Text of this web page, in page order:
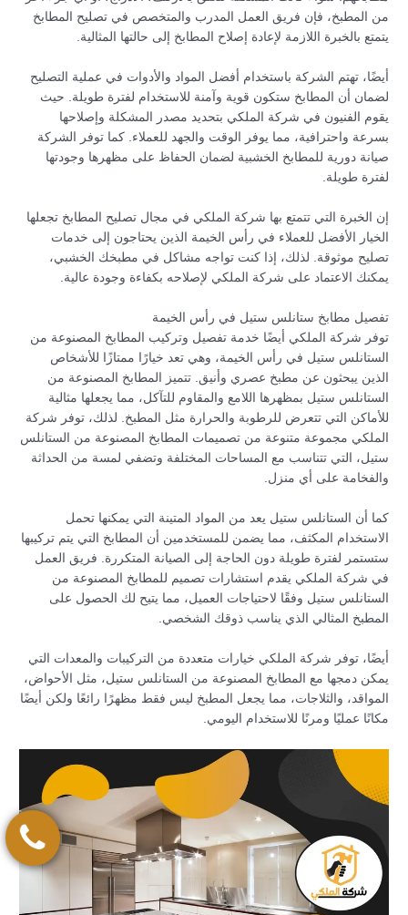
من المطبخ، فإن فريق العمل المدرب والمتخصص في تصليح المطابخ
يتمتع بالخبرة اللازمة لإعادة إصلاح المطابخ إلى حالتها المثالية.
أيضًا، تهتم الشركة باستخدام أفضل المواد والأدوات في عملية التصليح
لضمان أن المطابخ ستكون قوية وآمنة للاستخدام لفترة طويلة. حيث
يقوم الفنيون في شركة الملكي بتحديد مصدر المشكلة وإصلاحها
بسرعة واحترافية، مما يوفر الوقت والجهد للعملاء. كما توفر الشركة
صيانة دورية للمطابخ الخشبية لضمان الحفاظ على مظهرها وجودتها
لفترة طويلة.
إن الخبرة التي تتمتع بها شركة الملكي في مجال تصليح المطابخ تجعلها
الخيار الأفضل للعملاء في رأس الخيمة الذين يحتاجون إلى خدمات
تصليح موثوقة. لذلك، إذا كنت تواجه مشاكل في مطبخك الخشبي،
يمكنك الاعتماد على شركة الملكي لإصلاحه بكفاءة وجودة عالية.
تفصيل مطابخ ستانلس ستيل في رأس الخيمة
توفر شركة الملكي أيضًا خدمة تفصيل وتركيب المطابخ المصنوعة من
الستانلس ستيل في رأس الخيمة، وهي تعد خيارًا ممتازًا للأشخاص
الذين يبحثون عن مطبخ عصري وأنيق. تتميز المطابخ المصنوعة من
الستانلس ستيل بمظهرها اللامع والمقاوم للتآكل، مما يجعلها مثالية
للأماكن التي تتعرض للرطوبة والحرارة مثل المطبخ. لذلك، توفر شركة
الملكي مجموعة متنوعة من تصميمات المطابخ المصنوعة من الستانلس
ستيل، التي تتناسب مع المساحات المختلفة وتضفي لمسة من الحداثة
والفخامة على أي منزل.
كما أن الستانلس ستيل يعد من المواد المتينة التي يمكنها تحمل
الاستخدام المكثف، مما يضمن للمستخدمين أن المطابخ التي يتم تركيبها
ستستمر لفترة طويلة دون الحاجة إلى الصيانة المتكررة. فريق العمل
في شركة الملكي يقدم استشارات تصميم للمطابخ المصنوعة من
الستانلس ستيل وفقًا لاحتياجات العميل، مما يتيح لك الحصول على
المطبخ المثالي الذي يناسب ذوقك الشخصي.
أيضًا، توفر شركة الملكي خيارات متعددة من التركيبات والمعدات التي
يمكن دمجها مع المطابخ المصنوعة من الستانلس ستيل، مثل الأحواض،
المواقد، والثلاجات، مما يجعل المطبخ ليس فقط مظهرًا رائعًا ولكن أيضًا
مكانًا عمليًا ومرنًا للاستخدام اليومي.